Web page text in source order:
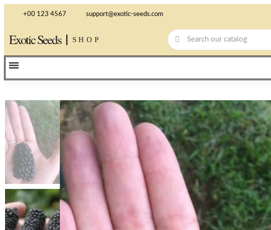
+00 123 4567 support@exotic-seeds.com
Exotic Seeds SHOP